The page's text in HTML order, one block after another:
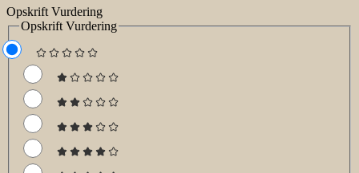
Opskrift Vurdering
Opskrift Vurdering